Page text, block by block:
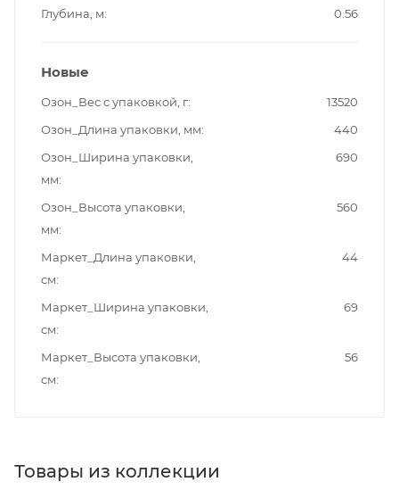
Глубина, м
0.56
Новые
Озон_Вес с упаковкой, г
13520
Озон_Длина упаковки, мм
440
Озон_Ширина упаковки,
мм
690
Озон_Высота упаковки,
мм
560
Маркет_Длина упаковки,
см
44
Маркет_Ширина упаковки,
см
69
Маркет_Высота упаковки,
см
56
Товары из коллекции